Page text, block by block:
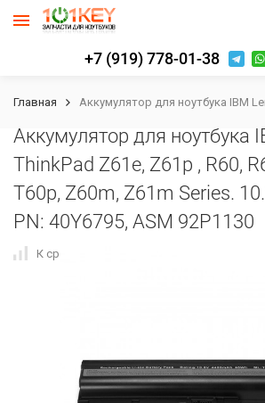
+7 (919) 778-01-38
Главная Аккумулятор для ноутбука IBM
Аккумулятор для ноутбука
ThinkPad Z61e, Z61p , R60,
T60p, Z60m, Z61m Series.
PN: 40Y6795, ASM 92P1130
К сравнению